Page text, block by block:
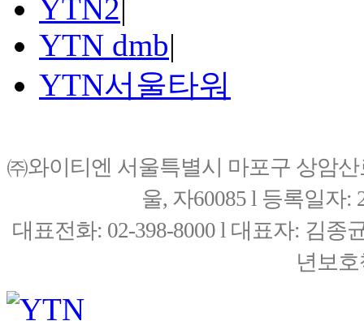
YTN2|
YTN dmb|
YTN서울타워
㈜와이티엔 서울특별시 마포구 상암
울, 자60085 l 등록일자:
대표전화: 02-398-8000 l 대표자: 김종
년보